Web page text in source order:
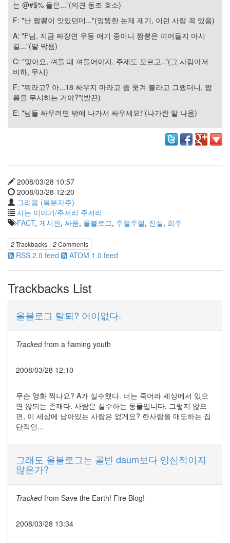
는 @#$% 들은..."(의견 동조 호소)
F: "난 짬뽕이 맛있던데..."(엉뚱한 논제 제기, 이런 사람 꼭 있음)
A: "F님, 지금 짜장면 우동 얘기 중이니 짬뽕은 끼어들지 마시
길..."(말 막음)
C: "맞아요, 껴들 때 껴들어야지, 주제도 모르고.."(그 사람마저
비하, 무시)
F: "뭐라고? 아...18 싸우지 마라고 좀 웃겨 볼라고 그랬더니, 짬
뽕을 무시하는 거야?"(발끈)
E: "님들 싸우려면 밖에 나가서 싸우세요!"(나가란 말 나옴)
2008/03/28 10:57
2008/03/28 12:20
그리움 (복분자주)
사는 이야기/주저리 주저리
FACT, 게시판, 싸움, 올블로그, 주절주절, 진실, 희주
2Trackbacks 2Comments
RSS 2.0 feed ATOM 1.0 feed
Trackbacks List
올블로그 탈퇴? 어이없다.
Trackedfrom a flaming youth
2008/03/28 12:10
무슨 영화 찍나요? A가 실수했다. 너는 죽어라 세상에서 있으
면 않되는 존재다. 사람은 실수하는 동물입니다. 그렇지 않으
면, 이 세상에 남아있는 사람은 없게요? 한사람을 매도하는 집
단적인...
그래도 올블로그는 골빈 daum보다 양심적이지
않은가?
Trackedfrom Save the Earth! Fire Blog!
2008/03/28 13:34
러
그
4
잡
동
사
4
Todo
List
사
936
정
치
관
련
야
기
관
련
야
일
에
감
동
37
읽
리,
볼
167
고